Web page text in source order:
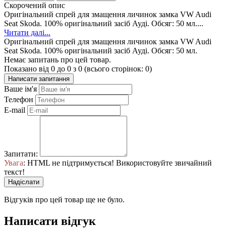
Скорочений опис
Оригінальний спрей для змащення личинок замка VW Audi
Seat Skoda. 100% оригінальний засіб Ауді. Обсяг: 50 мл....
Читати далі...
Оригінальний спрей для змащення личинок замка VW Audi
Seat Skoda. 100% оригінальний засіб Ауді. Обсяг: 50 мл.
Немає запитань про цей товар.
Показано від 0 до 0 з 0 (всього сторінок: 0)
Написати запитання
Ваше ім'я
Телефон
E-mail
Запитати:
Увага: HTML не підтримується! Використовуйте звичайний
текст!
Надіслати
Відгуків про цей товар ще не було.
Написати відгук